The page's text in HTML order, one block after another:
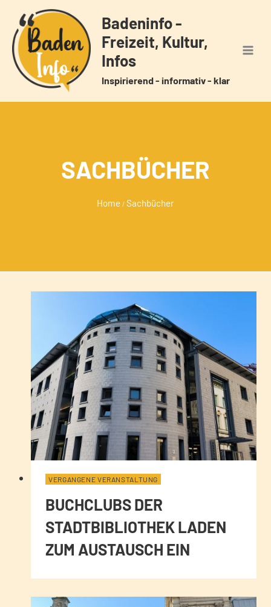
Inhalt
springen
Badeninfo -
Freizeit, Kultur,
Infos
Inspirierend - informativ - klar
SACHBÜCHER
Home / Sachbücher
VERGANGENE VERANSTALTUNG
BUCHCLUBS DER
STADTBIBLIOTHEK LADEN
ZUM AUSTAUSCH EIN